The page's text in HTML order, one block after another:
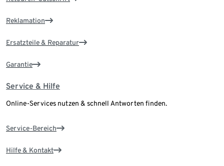
Reklamation
Ersatzteile & Reparatur
Garantie
Service & Hilfe
Online-Services nutzen & schnell Antworten finden.
Service-Bereich
Hilfe & Kontakt